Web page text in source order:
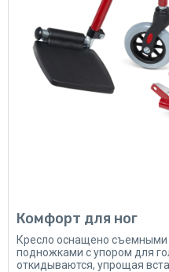
Комфорт для ног
Кресло оснащено
подножками с упором для
откидываются, упрощая